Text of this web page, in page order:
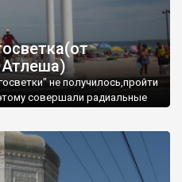
не получилось,пройти
совершали радиальные